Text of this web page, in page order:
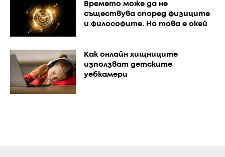
Времето може да не
съществува според физиците
и философите. Но това е окей
Как онлайн хищниците
използват детските
уебкамери